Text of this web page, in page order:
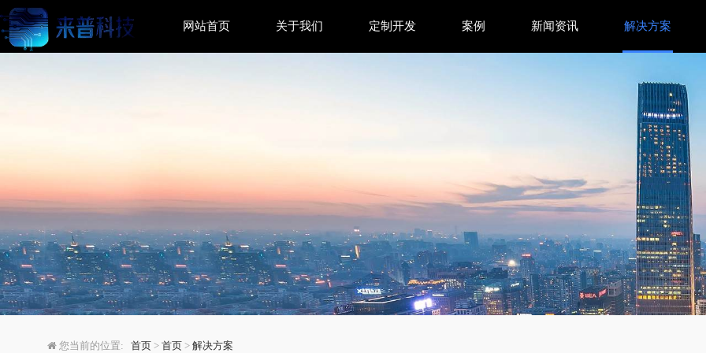
一步步教你安装MySQL在Win2000系统-智穹界
网站首页 关于我们 定制开发 案例 新闻资讯 解决方案
您当前的位置: 首页 > 首页 > 解决方案